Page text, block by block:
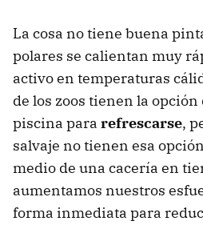
La cosa no tiene buena
polares se calientan muy
activo en temperaturas
de los zoos tienen la
piscina para refrescarse,
salvaje no tienen esa
medio de una cacería en
aumentamos nuestros
forma inmediata para